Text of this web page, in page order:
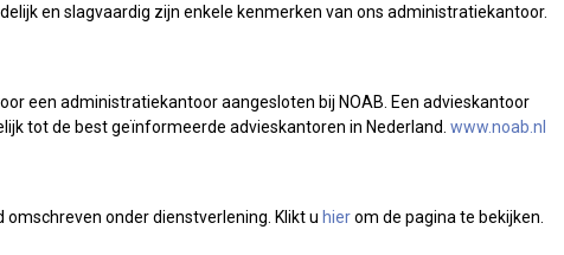
en slagvaardig zijn enkele kenmerken van ons administratiekantoor.
een administratiekantoor aangesloten bij NOAB. Een advieskantoor
tot de best geïnformeerde advieskantoren in Nederland. www.noab.nl
onder dienstverlening. Klikt u hierom de pagina te bekijken.